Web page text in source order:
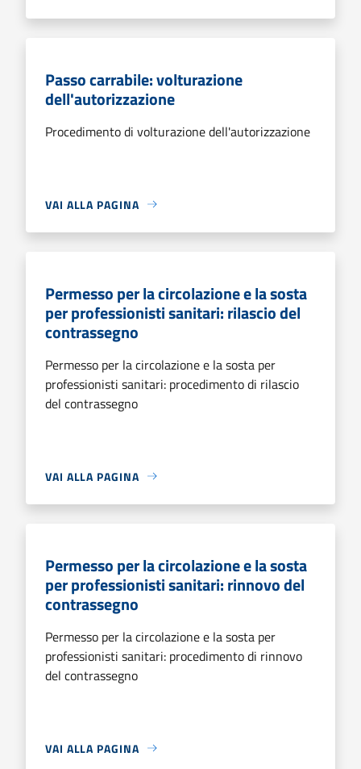
Passo carrabile: volturazione
dell'autorizzazione
Procedimento di volturazione dell'autorizzazione
VAI ALLA PAGINA
Permesso per la circolazione e la sosta
per professionisti sanitari: rilascio del
contrassegno
Permesso per la circolazione e la sosta per
professionisti sanitari: procedimento di rilascio
del contrassegno
VAI ALLA PAGINA
Permesso per la circolazione e la sosta
per professionisti sanitari: rinnovo del
contrassegno
Permesso per la circolazione e la sosta per
professionisti sanitari: procedimento di rinnovo
del contrassegno
VAI ALLA PAGINA